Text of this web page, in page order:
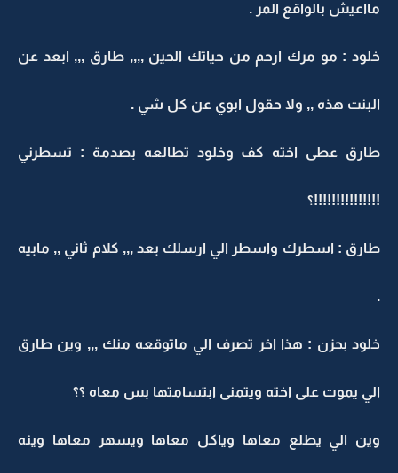
مااعيش بالواقع المر .
خلود : مو مرك ارحم من حياتك الحين ,,,, طارق ,,, ابعد عن
البنت هذه ,, ولا حقول ابوي عن كل شي .
طارق عطى اخته كف وخلود تطالعه بصدمة : تسطرني
!!!!!!!!!!!!!!!؟
طارق : اسطرك واسطر الي ارسلك بعد ,,, كلام ثاني ,, مابيه
.
خلود بحزن : هذا اخر تصرف الي ماتوقعه منك ,,, وين طارق
الي يموت على اخته ويتمنى ابتسامتها بس معاه ؟؟
وين الي يطلع معاها وياكل معاها ويسهر معاها وينه